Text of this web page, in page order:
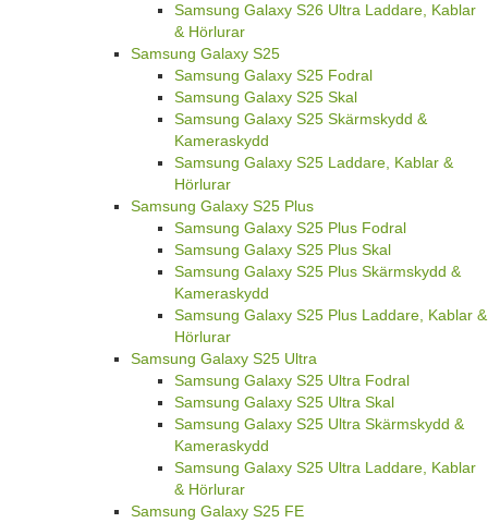
Samsung Galaxy S26 Ultra Laddare, Kablar
& Hörlurar
Samsung Galaxy S25
Samsung Galaxy S25 Fodral
Samsung Galaxy S25 Skal
Samsung Galaxy S25 Skärmskydd &
Kameraskydd
Samsung Galaxy S25 Laddare, Kablar &
Hörlurar
Samsung Galaxy S25 Plus
Samsung Galaxy S25 Plus Fodral
Samsung Galaxy S25 Plus Skal
Samsung Galaxy S25 Plus Skärmskydd &
Kameraskydd
Samsung Galaxy S25 Plus Laddare, Kablar &
Hörlurar
Samsung Galaxy S25 Ultra
Samsung Galaxy S25 Ultra Fodral
Samsung Galaxy S25 Ultra Skal
Samsung Galaxy S25 Ultra Skärmskydd &
Kameraskydd
Samsung Galaxy S25 Ultra Laddare, Kablar
& Hörlurar
Samsung Galaxy S25 FE